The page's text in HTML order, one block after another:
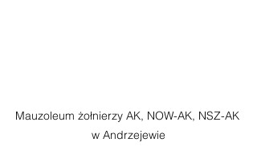
Mauzoleum żołnierzy AK, NOW-AK, NSZ-AK
w Andrzejewie